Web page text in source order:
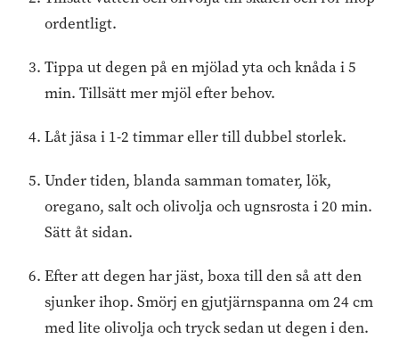
ordentligt.
Tippa ut degen på en mjölad yta och knåda i 5
min. Tillsätt mer mjöl efter behov.
Låt jäsa i 1-2 timmar eller till dubbel storlek.
Under tiden, blanda samman tomater, lök,
oregano, salt och olivolja och ugnsrosta i 20 min.
Sätt åt sidan.
Efter att degen har jäst, boxa till den så att den
sjunker ihop. Smörj en gjutjärnspanna om 24 cm
med lite olivolja och tryck sedan ut degen i den.